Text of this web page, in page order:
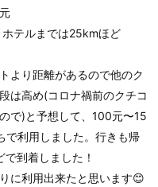
テルまでは25kmほど
より距離があるので他のク
は高め(コロナ禍前のクチコ
で)と予想して、100元〜15
で利用しました。行きも帰
到着しました！
に利用出来たと思います😊